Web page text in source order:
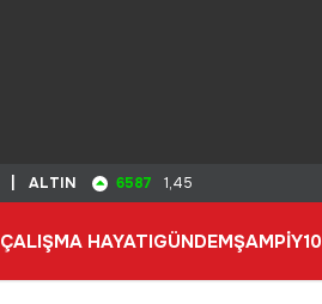
ALTIN 6587 1,45
ÇALIŞMA HAYATIGÜNDEMŞAMPİY10